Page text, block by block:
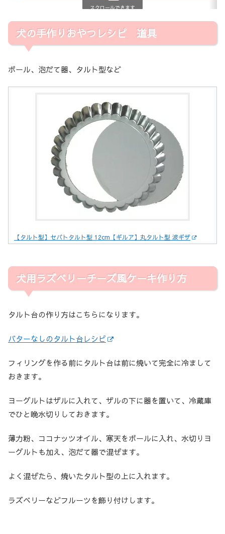
スクロールできます
犬の手作りおやつレシピ 道具
ボール、泡だて器、タルト型など
【タルト型】セパトタルト型 12cm【ギルア】丸タルト型 波ギザ
犬用ラズベリーチーズ風ケーキ作り方
タルト台の作り方はこちらになります。
バターなしのタルト台レシピ
フィリングを作る前にタルト台は前に焼いて完全に冷まして
おきます。
ヨーグルトはザルに入れて、ザルの下に器を置いて、冷蔵庫
でひと晩水切りしておきます。
薄力粉、ココナッツオイル、寒天をボールに入れ、水切りヨ
ーグルトも加え、泡だて器で混ぜます。
よく混ぜたら、焼いたタルト型の上に入れます。
ラズベリーなどフルーツを飾り付けします。